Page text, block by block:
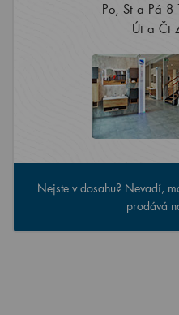
Po, St a Pá
Út a Čt
Nejste v dosahu? Nevadí,
prodává